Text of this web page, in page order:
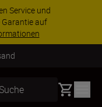
Service und
Garantie auf
Basket